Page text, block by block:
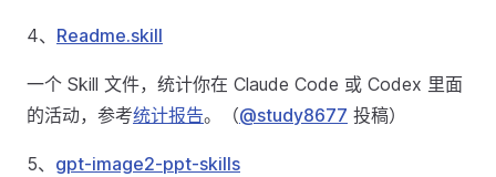
4、 Readme.skill
一个 Skill 文件，统计你在 Claude Code 或 Codex 里面
的活动，参考统计报告。（@study8677 投稿）
5、 gpt-image2-ppt-skills